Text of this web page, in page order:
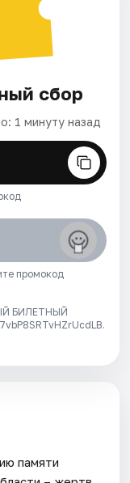
сбор
1 минуту назад
промокод
БИЛЕТНЫЙ
памяти